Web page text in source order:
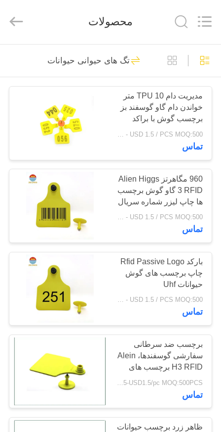
خانه
محصولات
درباره
تور
کارخانه
کنترل
کیفیت
تماس
بگیرید
اخبار
موارد
نقشه
سایت
Co.,
Ltd..
Reserved.
کارت هوشمند RFID
کارت کلید هتل RFID
36
کارت راه آهن
مغناطیسی
17
کارت های هدیه
پلاستیکی
29
محصولات
تگ های حیوانی حیوانات
مدیریت دام TPU 10 متر
خواندن دام گاو گوسفند بز
برچسب گوش با براکد
USD 0.5 / PCS - USD 1.5 / PCS MOQ:500 قطعه
تماس
960 مگاهرتز Alien Higgs
3 RFID گاو گوش برچسب
ها چاپ لیزر شماره سریال
USD 0.5 / PCS - USD 1.5 / PCS MOQ:500 قطعه
تماس
بارکد Rfid Passive Logo
چاپ برچسب های گوش
حیوانات Uhf
USD 0.5 / PCS - USD 1.5 / PCS MOQ:500 قطعه
تماس
برچسب ضد سرطانی
سفارشی گوسفندها، Alein
H3 RFID برچسب های
حیوانات آسان برای حمل
تماس
ظاهر زرد برچسب حیوانات